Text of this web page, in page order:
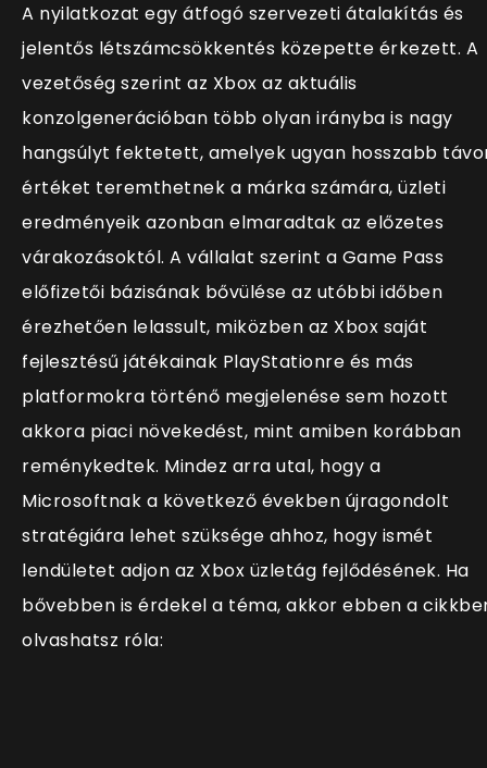
A nyilatkozat egy átfogó szervezeti átalakítás és
jelentős létszámcsökkentés közepette érkezett. A
vezetőség szerint az Xbox az aktuális
konzolgenerációban több olyan irányba is nagy
hangsúlyt fektetett, amelyek ugyan hosszabb
értéket teremthetnek a márka számára, üzleti
eredményeik azonban elmaradtak az előzetes
várakozásoktól. A vállalat szerint a Game Pass
előfizetői bázisának bővülése az utóbbi időben
érezhetően lelassult, miközben az Xbox saját
fejlesztésű játékainak PlayStationre és más
platformokra történő megjelenése sem hozott
akkora piaci növekedést, mint amiben korábban
reménykedtek. Mindez arra utal, hogy a
Microsoftnak a következő években újragondolt
stratégiára lehet szüksége ahhoz, hogy ismét
lendületet adjon az Xbox üzletág fejlődésének. Ha
bővebben is érdekel a téma, akkor ebben a
olvashatsz róla: